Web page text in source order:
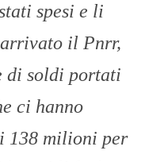
spesi e li
il Pnrr,
di soldi portati
ci hanno
138 milioni per